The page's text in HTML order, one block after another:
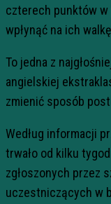
czterech punktów w
wpłynąć na ich
To jedna z
angielskiej
zmienić sposób
Według informacji
trwało od kilku
zgłoszonych przez
uczestniczących w